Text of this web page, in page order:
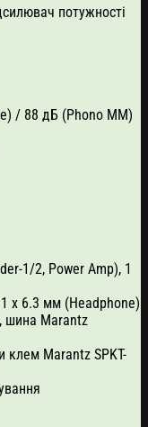
потужності
/ 88 дБ (Phono MM)
1/2, Power Amp), 1
x 6.3 мм (Headphone)
шина Marantz
клем Marantz SPKT-